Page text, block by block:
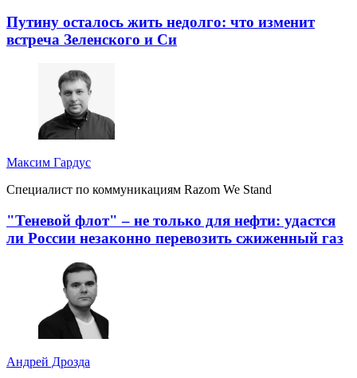
Путину осталось жить недолго: что изменит
встреча Зеленского и Си
Максим Гардус
Специалист по коммуникациям Razom We Stand
"Теневой флот" – не только для нефти: удастся
ли России незаконно перевозить сжиженный газ
Андрей Дрозда